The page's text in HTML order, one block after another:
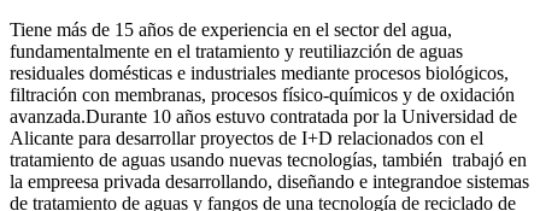
Tiene más de 15 años de experiencia en el sector del agua,
fundamentalmente en el tratamiento y reutiliazción de aguas
residuales domésticas e industriales mediante procesos biológicos,
filtración con membranas, procesos físico-químicos y de oxidación
avanzada.Durante 10 años estuvo contratada por la Universidad de
Alicante para desarrollar proyectos de I+D relacionados con el
tratamiento de aguas usando nuevas tecnologías, también trabajó en
la empreesa privada desarrollando, diseñando e integrandoe sistemas
de tratamiento de aguas y fangos de una tecnología de reciclado de